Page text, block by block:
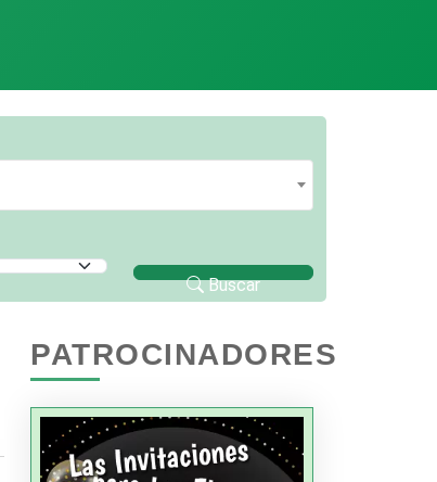
Buscar
PATROCINADORES